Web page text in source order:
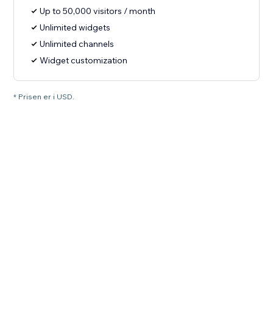
Up to 50,000 visitors / month
Unlimited widgets
Unlimited channels
Widget customization
* Prisen er i USD.